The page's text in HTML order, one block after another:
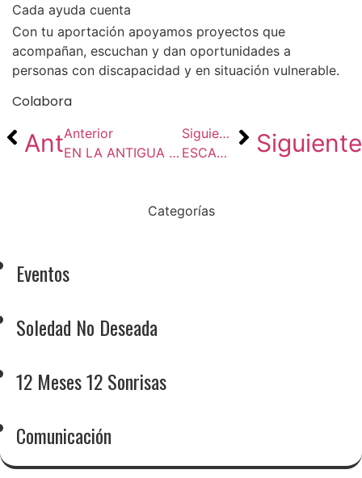
Cada ayuda cuenta
Con tu aportación apoyamos proyectos que
acompañan, escuchan y dan oportunidades a
personas con discapacidad y en situación vulnerable.
Colabora
AntAnterior
EN LA ANTIGUA CASA DE FIERAS SE HABLA DE PREVENCIÓN DEL SUICIDIO
Siguiente
ESCALERAS DE LA DEPENDENCIA EN DURAN&DURAN ABOGADOS.
Siguiente
Categorías
Eventos
Soledad No Deseada
12 Meses 12 Sonrisas
Comunicación